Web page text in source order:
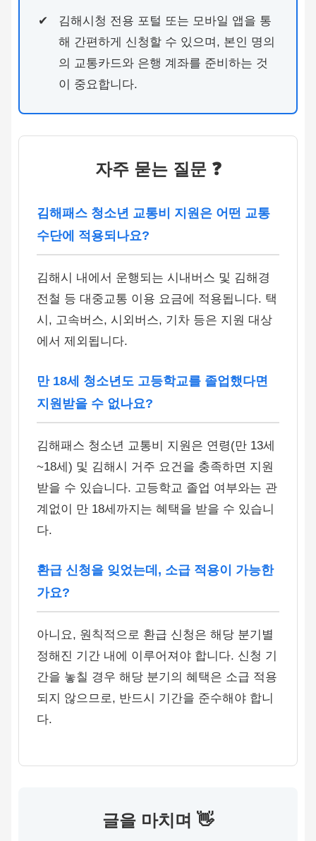
김해시청 전용 포털 또는 모바일 앱을 통
해 간편하게 신청할 수 있으며, 본인 명의
의 교통카드와 은행 계좌를 준비하는 것
이 중요합니다.
자주 묻는 질문 ❓
김해패스 청소년 교통비 지원은 어떤 교통
수단에 적용되나요?
김해시 내에서 운행되는 시내버스 및 김해경
전철 등 대중교통 이용 요금에 적용됩니다. 택
시, 고속버스, 시외버스, 기차 등은 지원 대상
에서 제외됩니다.
만 18세 청소년도 고등학교를 졸업했다면
지원받을 수 없나요?
김해패스 청소년 교통비 지원은 연령(만 13세
~18세) 및 김해시 거주 요건을 충족하면 지원
받을 수 있습니다. 고등학교 졸업 여부와는 관
계없이 만 18세까지는 혜택을 받을 수 있습니
다.
환급 신청을 잊었는데, 소급 적용이 가능한
가요?
아니요, 원칙적으로 환급 신청은 해당 분기별
정해진 기간 내에 이루어져야 합니다. 신청 기
간을 놓칠 경우 해당 분기의 혜택은 소급 적용
되지 않으므로, 반드시 기간을 준수해야 합니
다.
글을 마치며 👋